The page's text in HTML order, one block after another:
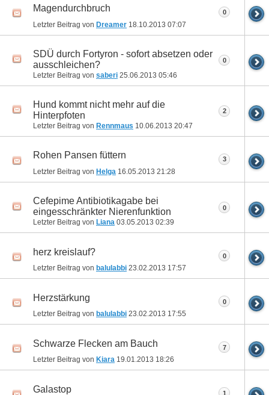
Magendurchbruch
Letzter Beitrag von Dreamer 18.10.2013 07:07
0
SDÜ durch Fortyron - sofort absetzen oder
ausschleichen?
Letzter Beitrag von saberi 25.06.2013 05:46
0
Hund kommt nicht mehr auf die
Hinterpfoten
Letzter Beitrag von Rennmaus 10.06.2013 20:47
2
Rohen Pansen füttern
Letzter Beitrag von Helga 16.05.2013 21:28
3
Cefepime Antibiotikagabe bei
eingesschränkter Nierenfunktion
Letzter Beitrag von Liana 03.05.2013 02:39
0
herz kreislauf?
Letzter Beitrag von balulabbi 23.02.2013 17:57
0
Herzstärkung
Letzter Beitrag von balulabbi 23.02.2013 17:55
0
Schwarze Flecken am Bauch
Letzter Beitrag von Kiara 19.01.2013 18:26
7
Galastop 1